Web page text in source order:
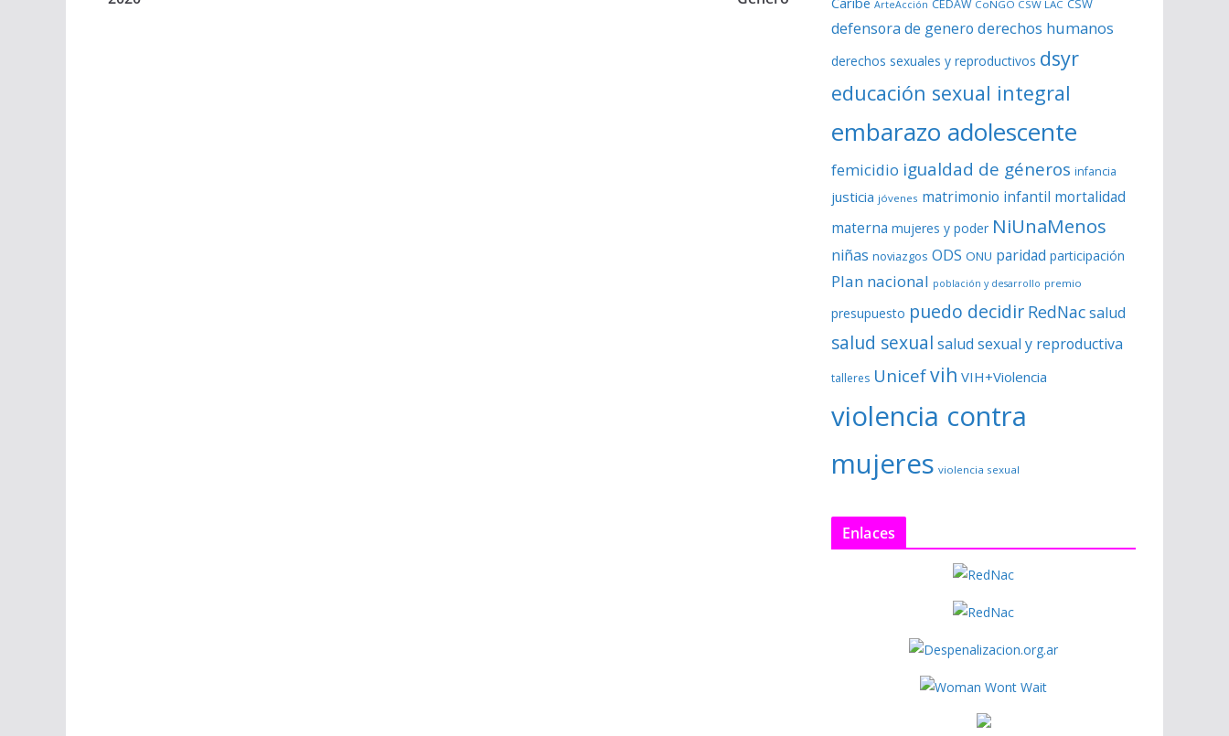
ArteAcción CEDAW CoNGO CSW LAC CSW
defensora de genero derechos humanos
derechos sexuales y reproductivos dsyr
educación sexual integral
embarazo adolescente
femicidio igualdad de géneros infancia
justicia jóvenes matrimonio infantil mortalidad
materna mujeres y poder NiUnaMenos
niñas noviazgos ODS ONU paridad participación
Plan nacional población y desarrollo premio
presupuesto puedo decidir RedNacsalud
salud sexual salud sexual y reproductiva
talleres Unicefvih VIH+Violencia
violencia contra
mujeres violencia sexual
Enlaces